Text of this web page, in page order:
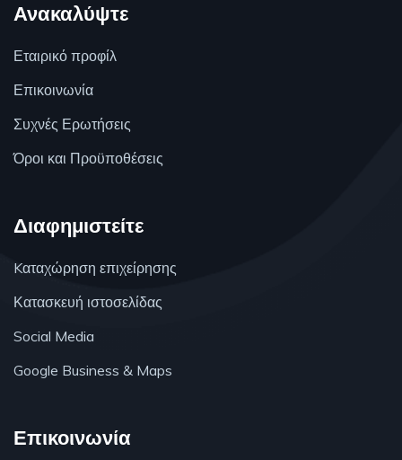
Ανακαλύψτε
Εταιρικό προφίλ
Επικοινωνία
Συχνές Ερωτήσεις
Όροι και Προϋποθέσεις
Διαφημιστείτε
Kαταχώρηση επιχείρησης
Κατασκευή ιστοσελίδας
Social Media
Google Business & Maps
Επικοινωνία